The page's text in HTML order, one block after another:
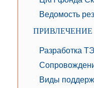
Ведомость
Разработка
Виды